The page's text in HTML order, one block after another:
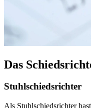
Das
Stuhlschiedsrichter
Als Stuhlschiedsrichter